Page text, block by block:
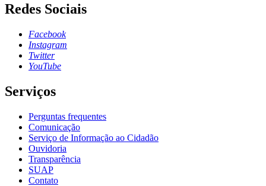
Redes Sociais
Facebook
Instagram
Twitter
YouTube
Serviços
Perguntas frequentes
Comunicação
Serviço de Informação ao Cidadão
Ouvidoria
Transparência
SUAP
Contato